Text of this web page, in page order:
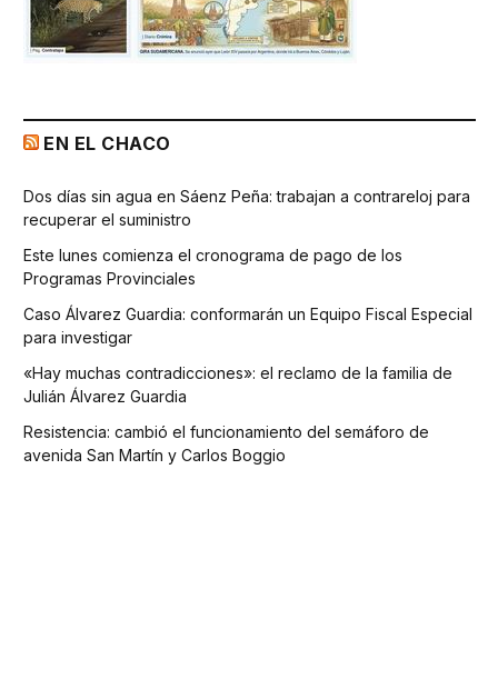
EN EL CHACO
Dos días sin agua en Sáenz Peña: trabajan a contrareloj para
recuperar el suministro
Este lunes comienza el cronograma de pago de los
Programas Provinciales
Caso Álvarez Guardia: conformarán un Equipo Fiscal Especial
para investigar
«Hay muchas contradicciones»: el reclamo de la familia de
Julián Álvarez Guardia
Resistencia: cambió el funcionamiento del semáforo de
avenida San Martín y Carlos Boggio